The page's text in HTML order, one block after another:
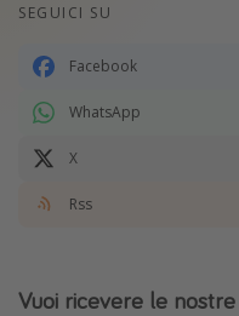
SEGUICI SU
Facebook
WhatsApp
X
Rss
Vuoi ricevere le